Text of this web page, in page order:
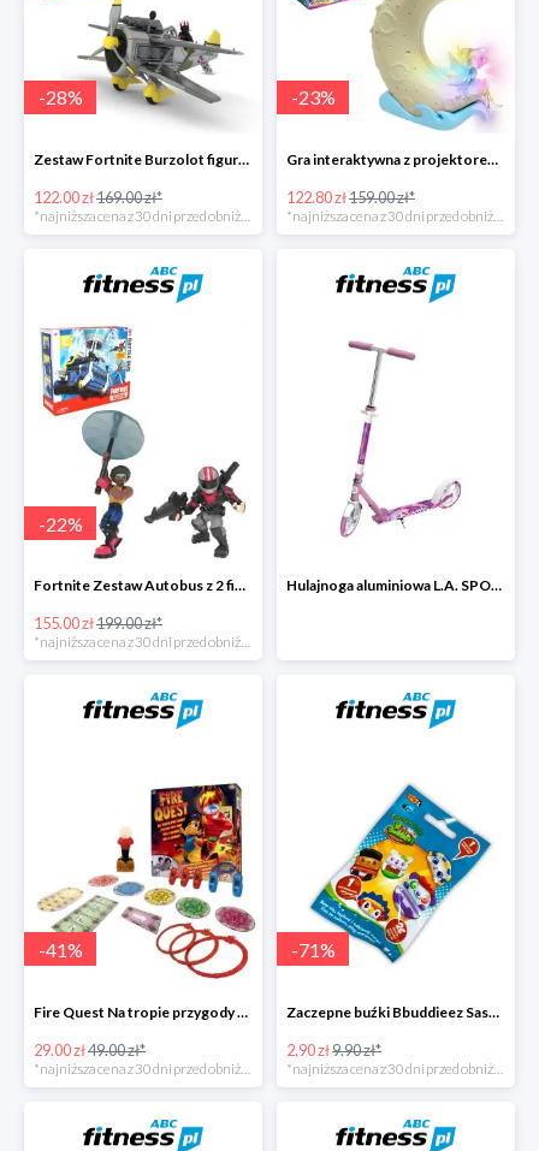
-28%
Zestaw Fortnite Burzolot figurka+2 akcesoria -28%
122.00 zł169.00 zł*
*najniższa cena z 30 dni przed obniżką
-23%
Gra interaktywna z projektorem Magia Gwiazd -23%
122.80 zł159.00 zł*
*najniższa cena z 30 dni przed obniżką
-22%
Fortnite Zestaw Autobus z 2 figurkami i 4 akcesoriami -22%
155.00 zł199.00 zł*
*najniższa cena z 30 dni przed obniżką
Hulajnoga aluminiowa L.A. SPORTS CITY 13860LRG ze stopką -27%
-41%
Fire Quest Na tropie przygody -41%
29.00 zł49.00 zł*
-71%
Zaczepne buźki Bbuddieez Saszetka -71%
2.90 zł9.90 zł*